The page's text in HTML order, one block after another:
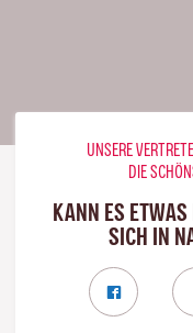
UNSERE
DIE
KANN ES
SICH IN